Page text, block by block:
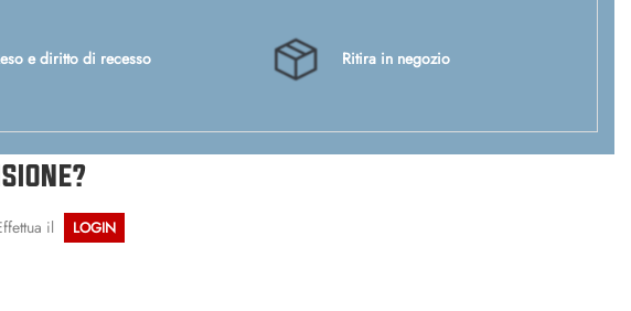
e diritto di recesso Ritira in negozio
il LOGIN